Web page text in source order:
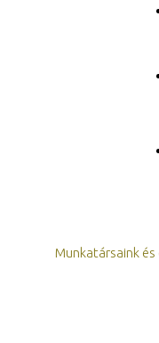
Munkatársaink